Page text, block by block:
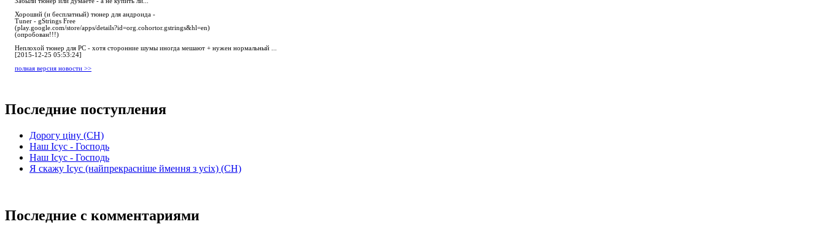
Хороший (и бесплатный) тюнер для андроида -
Tuner - gStrings Free
(play.google.com/store/apps/details?id=org.cohortor.gstrings&hl=en)
(опробован!!!)
Неплохой тюнер для РС - хотя сторонние шумы иногда мешают + нужен нормальный ...
[2015-12-25 05:53:24]
полная версия новости >>
Последние поступления
Дорогу ціну (СН)
Наш Ісус - Господь
Наш Ісус - Господь
Я скажу Ісус (найпрекрасніше ймення з усіх) (СН)
Последние с комментариями